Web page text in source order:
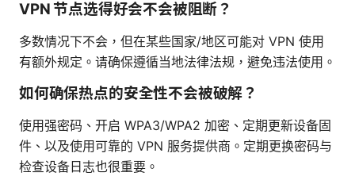
VPN 节点选得好会不会被阻断？
多数情况下不会，但在某些国家/地区可能对 VPN 使用
有额外规定。请确保遵循当地法律法规，避免违法使用。
如何确保热点的安全性不会被破解？
使用强密码、开启 WPA3/WPA2 加密、定期更新设备固
件、以及使用可靠的 VPN 服务提供商。定期更换密码与
检查设备日志也很重要。